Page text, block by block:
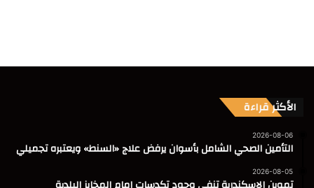
الأكثر قراءة
2026-08-06
التأمين الصحي الشامل بأسوان يرفض علاج «السنط» ويعتبره تجميلي
2026-08-05